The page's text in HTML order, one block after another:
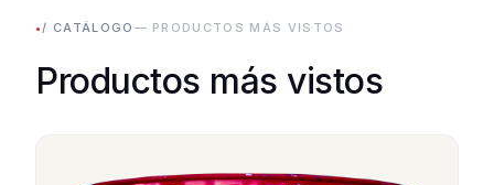
•/ CATÁLOGO — PRODUCTOS MÁS VISTOS
Productos más vistos